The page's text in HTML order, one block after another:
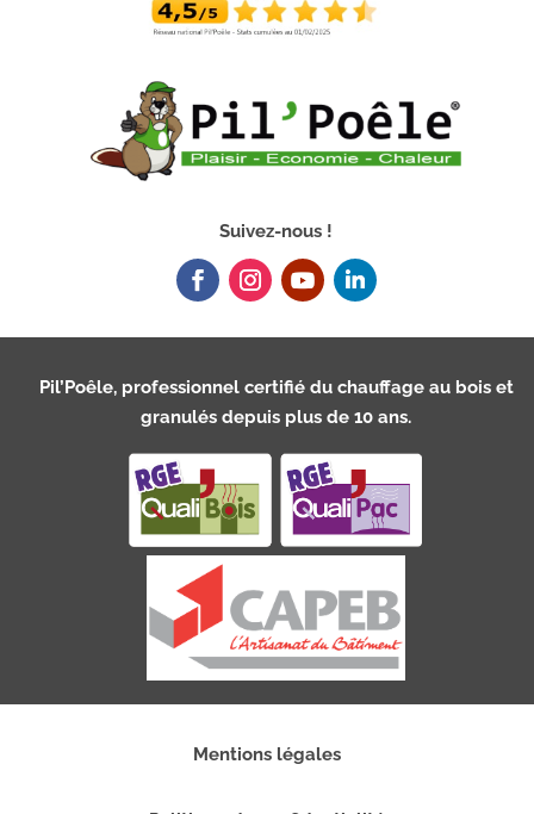
Suivez-nous !
Pil’Poêle, professionnel certifié du chauffage au bois et
granulés depuis plus de 10 ans.
Mentions légales